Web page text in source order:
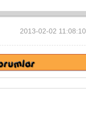
2013-02-02 11:08:10